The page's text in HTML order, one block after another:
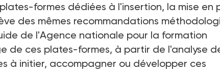
formes dédiées à l'insertion, la mise en
des mêmes recommandations
de l'Agence nationale pour la formation
de ces plates-formes, à partir de l'analyse
à initier, accompagner ou développer ces